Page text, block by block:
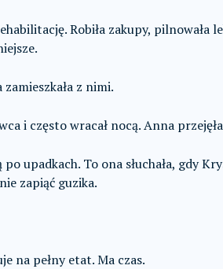
Robiła zakupy, pilnowała
z nimi.
i często wracał nocą. Anna
upadkach. To ona słuchała, gdy
zapiąć guzika.
na pełny etat. Ma czas.